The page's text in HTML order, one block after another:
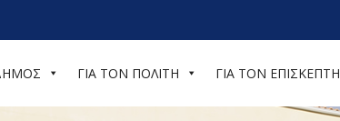
ΓΙΑ ΤΟΝ ΠΟΛΙΤΗ ΓΙΑ ΤΟΝ ΕΠΙΣΚΕΠΤΗ